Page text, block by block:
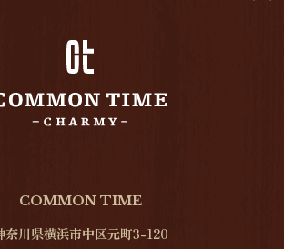
COMMON TIME
奈川県横浜市中区元町3-120